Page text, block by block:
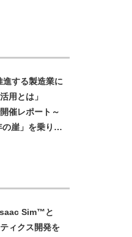
進する製造業に
用とは」
催レポート～
の崖」を乗り越
Sim™と
ィクス開発を